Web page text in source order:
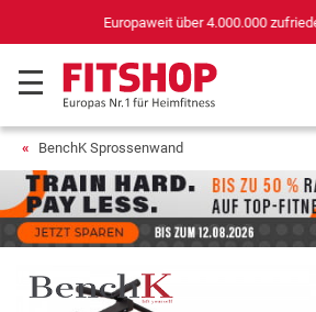
für Sportgeräte (n-tv+DISQ
BenchK Sprossenwand